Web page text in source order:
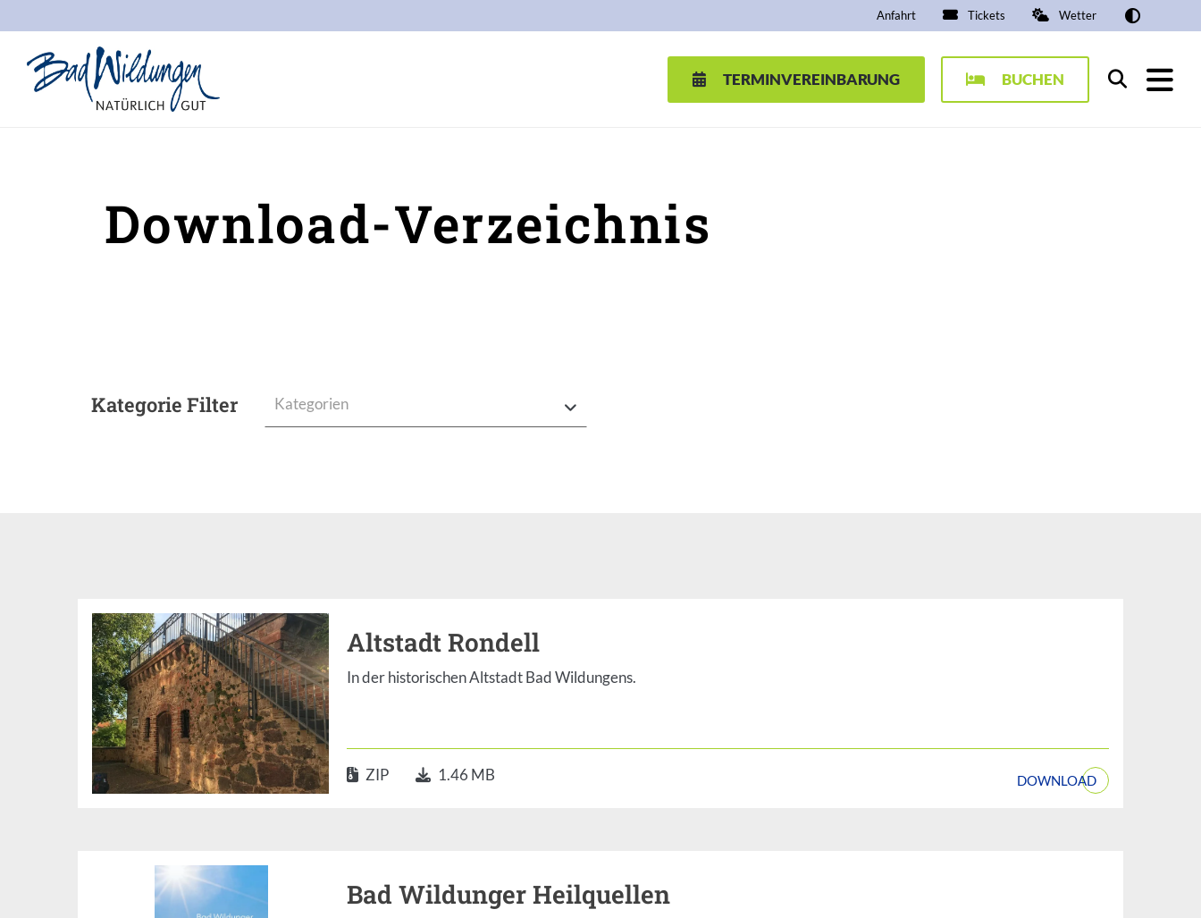
Anfahrt Tickets Wetter
TERMINVEREINBARUNG BUCHEN Suchen
Download-Verzeichnis
Kategorie Filter Kategorien
Altstadt Rondell
In der historischen Altstadt Bad Wildungens.
ZIP 1.46 MB DOWNLOAD
Bad Wildunger Heilquellen